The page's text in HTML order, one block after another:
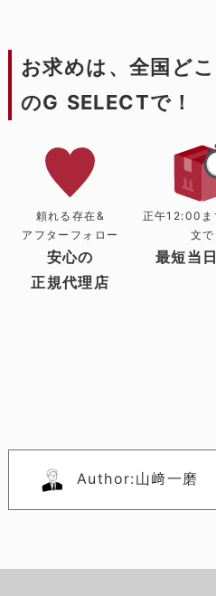
お求めは、全国ど
のG SELECTで！
頼れる存在&
アフターフォロー
安心の
正規代理店
正午12:00ま
文で
最短当
Author:山﨑一磨